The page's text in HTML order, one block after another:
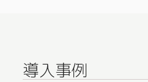
導入事例